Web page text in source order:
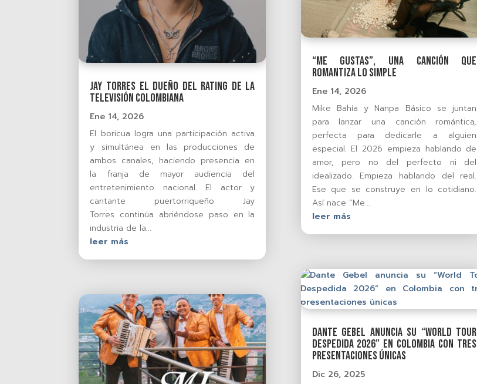
Jay Torres el dueño del rating de la
televisión colombiana
Ene 14, 2026
El boricua logra una participación activa
y simultánea en las producciones de
ambos canales, haciendo presencia en
la franja de mayor audiencia del
entretenimiento nacional. El actor y
cantante puertorriqueño Jay
Torres continúa abriéndose paso en la
industria de la...
leer más
“Me gustas”, una canción que
romantiza lo simple
Ene 14, 2026
Mike Bahía y Nanpa Básico se juntan
para lanzar una canción romántica,
perfecta para dedicarle a alguien
especial. El 2026 empieza hablando de
amor, pero no del perfecto ni del
idealizado. Empieza hablando del real.
Ese que se construye en lo cotidiano.
Así nace “Me...
leer más
Dante Gebel anuncia su “World Tour
Despedida 2026” en Colombia con tres
presentaciones únicas
Dic 26, 2025